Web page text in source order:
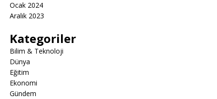
Ocak 2024
Aralık 2023
Kategoriler
Bilim & Teknoloji
Dünya
Eğitim
Ekonomi
Gündem